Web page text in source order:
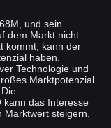
und sein
dem Markt nicht
kommt, kann der
haben.
Technologie und
Marktpotenzial
kann das Interesse
steigern.